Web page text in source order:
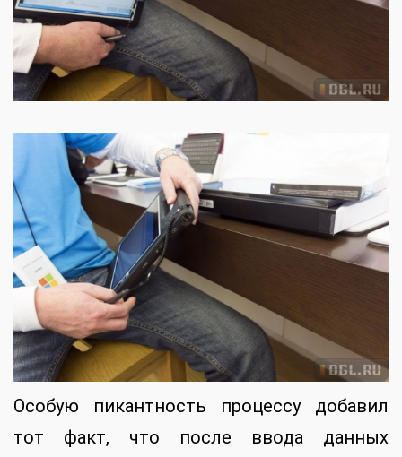
Особую пикантность процессу добавил
тот факт, что после ввода данных